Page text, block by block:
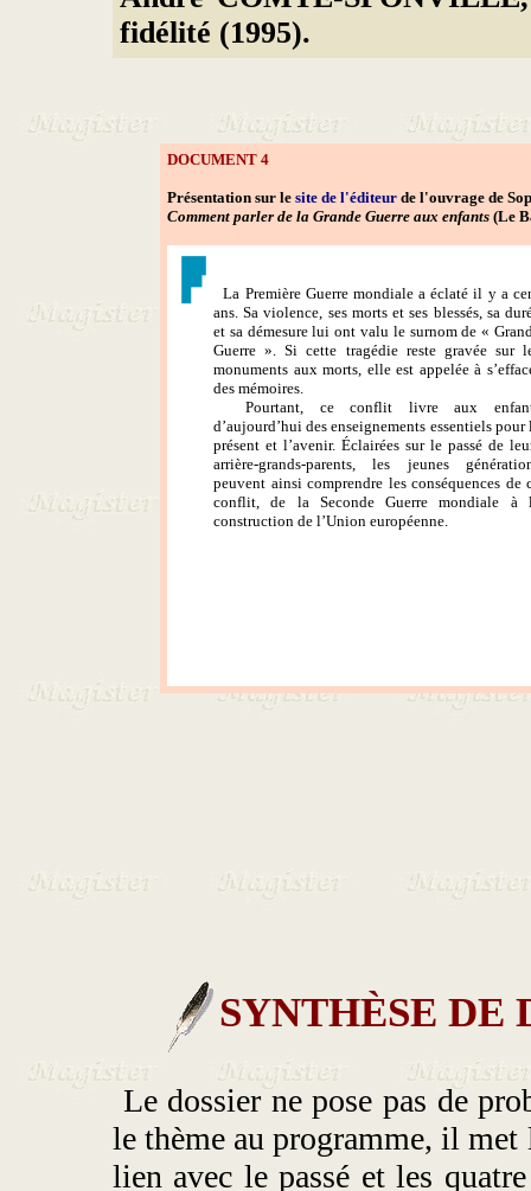
fidélité (1995).
DOCUMENT 4
Présentation sur le site de l'éditeur de l'ouvrage de
Comment parler de la Grande Guerre aux enfants (Le
La Première Guerre mondiale a éclaté il y a
ans. Sa violence, ses morts et ses blessés, sa
et sa démesure lui ont valu le surnom de «
Guerre ». Si cette tragédie reste gravée sur
monuments aux morts, elle est appelée à
des mémoires.
Pourtant, ce conflit livre aux
d’aujourd’hui des enseignements essentiels pour
présent et l’avenir. Éclairées sur le passé de
arrière-grands-parents, les jeunes
peuvent ainsi comprendre les conséquences de
conflit, de la Seconde Guerre mondiale à
construction de l’Union européenne.
SYNTHÈSE DE
Le dossier ne pose pas de
le thème au programme, il met
lien avec le passé et les